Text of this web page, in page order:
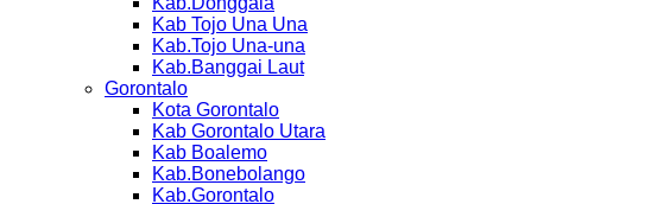
Kab Tojo Una Una
Kab.Tojo Una-una
Kab.Banggai Laut
Gorontalo
Kota Gorontalo
Kab Gorontalo Utara
Kab Boalemo
Kab.Bonebolango
Kab.Gorontalo